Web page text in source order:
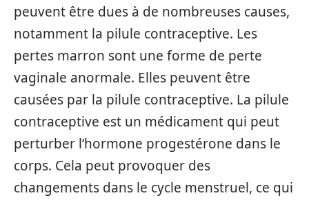
peuvent être dues à de nombreuses causes,
notamment la pilule contraceptive. Les
pertes marron sont une forme de perte
vaginale anormale. Elles peuvent être
causées par la pilule contraceptive. La pilule
contraceptive est un médicament qui peut
perturber l’hormone progestérone dans le
corps. Cela peut provoquer des
changements dans le cycle menstruel, ce qui